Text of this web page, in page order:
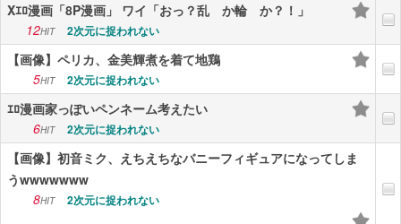
Xｴﾛ漫画「8P漫画」 ワイ「おっ？乱 か輪 か？！」
12HIT 2次元に捉われない
【画像】ペリカ、金美輝煮を着て地鶏
5HIT 2次元に捉われない
ｴﾛ漫画家っぽいペンネーム考えたい
6HIT 2次元に捉われない
【画像】初音ミク、えちえちなバニーフィギュアになってしま
うwwwwwww
8HIT 2次元に捉われない